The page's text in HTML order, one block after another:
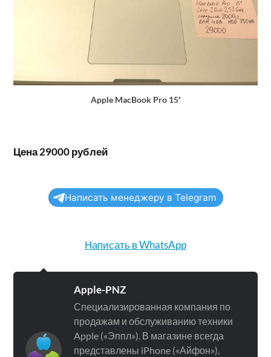
Apple MacBook Pro 15′
Цена 29000 рублей
Написать менеджеру в Telegram
Написать в WhatsApp
Apple-PNZ
Специализированная компания по
продажам и обслуживанию техники
Apple («Эппл»). В магазине всегда
представлены iPhone («Айфон»),